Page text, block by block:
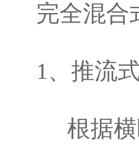
完全混合
1、推流
根据横